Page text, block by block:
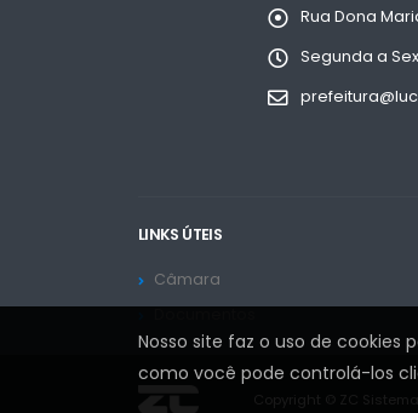
Rua Dona
Segunda a
LINKS ÚTEIS
Câmara
Nosso site faz o uso de cookies
como você pode controlá-los